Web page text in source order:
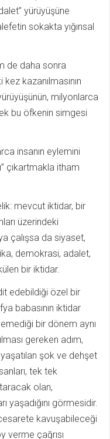
yürüyüşüne
sokakta yığınsal
de daha sonra
kazanılmasının
milyonlarca
bu öfkenin simgesi
insanın eylemini
çıkartmakla itham
mevcut iktidar, bir
üzerindeki
çalışsa da siyaset,
demokrasi, adalet,
bir iktidar.
edebildiği özel bir
babasının iktidar
bir dönem aynı
gereken adım,
şok ve dehşet
tek tek
olan,
yaşadığını görmesidir.
kavuşabileceği
verme çağrısı